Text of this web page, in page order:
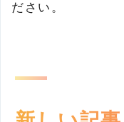
ださい。